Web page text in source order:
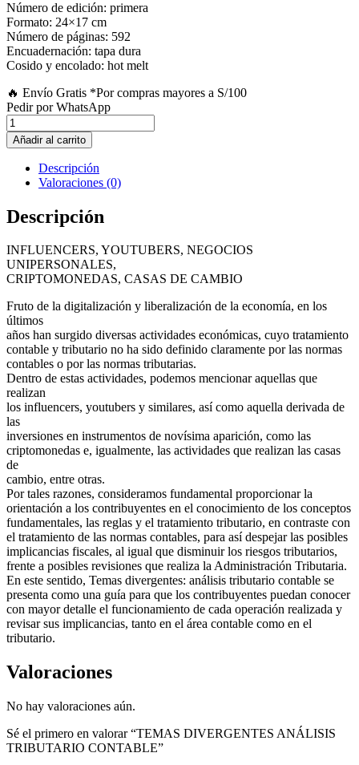
Número de edición: primera
Formato: 24×17 cm
Número de páginas: 592
Encuadernación: tapa dura
Cosido y encolado: hot melt
🔥 Envío Gratis *Por compras mayores a S/100
Pedir por WhatsApp
TEMAS
DIVERGENTES
ANÁLISIS
TRIBUTARIO
CONTABLE
cantidad
Añadir al carrito
Descripción
Valoraciones (0)
Descripción
INFLUENCERS, YOUTUBERS, NEGOCIOS
UNIPERSONALES,
CRIPTOMONEDAS, CASAS DE CAMBIO
Fruto de la digitalización y liberalización de la economía, en los
últimos
años han surgido diversas actividades económicas, cuyo tratamiento
contable y tributario no ha sido definido claramente por las normas
contables o por las normas tributarias.
Dentro de estas actividades, podemos mencionar aquellas que
realizan
los influencers, youtubers y similares, así como aquella derivada de
las
inversiones en instrumentos de novísima aparición, como las
criptomonedas e, igualmente, las actividades que realizan las casas
de
cambio, entre otras.
Por tales razones, consideramos fundamental proporcionar la
orientación a los contribuyentes en el conocimiento de los conceptos
fundamentales, las reglas y el tratamiento tributario, en contraste con
el tratamiento de las normas contables, para así despejar las posibles
implicancias fiscales, al igual que disminuir los riesgos tributarios,
frente a posibles revisiones que realiza la Administración Tributaria.
En este sentido, Temas divergentes: análisis tributario contable se
presenta como una guía para que los contribuyentes puedan conocer
con mayor detalle el funcionamiento de cada operación realizada y
revisar sus implicancias, tanto en el área contable como en el
tributario.
Valoraciones
No hay valoraciones aún.
Sé el primero en valorar “TEMAS DIVERGENTES ANÁLISIS
TRIBUTARIO CONTABLE”